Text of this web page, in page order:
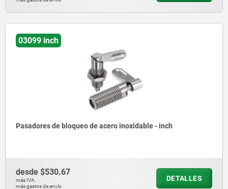
03099 inch
Pasadores de bloqueo de acero inoxidable - inch
desde $530.67
más IVA.
más gastos de envío
DETALLES